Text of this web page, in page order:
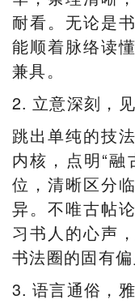
耐看。无论是
能顺着脉络读
兼具。
2. 立意深刻，
跳出单纯的技
内核，点明“融
位，清晰区分
异。不唯古帖
习书人的心声
书法圈的固有偏
3. 语言通俗，